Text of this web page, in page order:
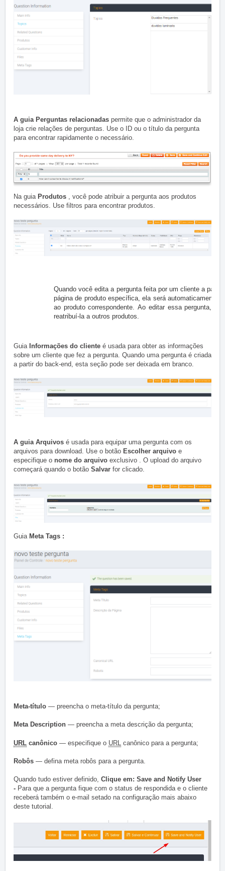
A guia Perguntas relacionadas permite que o administrador da
loja crie relações de perguntas. Use o ID ou o título da pergunta
para encontrar rapidamente o necessário.
Na guia Produtos , você pode atribuir a pergunta aos produtos
necessários. Use filtros para encontrar produtos.
Quando você edita a pergunta feita por um cliente a partir
página de produto específica, ela será automaticamente
ao produto correspondente.Ao editar essa pergunta,
reatribuí-la a outros produtos.
Guia Informações do cliente é usada para obter as informações
sobre um cliente que fez a pergunta. Quando uma pergunta é criada
a partir do back-end, esta seção pode ser deixada em branco.
A guia Arquivos é usada para equipar uma pergunta com os
arquivos para download. Use o botão Escolher arquivo e
especifique o nome do arquivo exclusivo . O upload do arquivo
começará quando o botão Salvar for clicado.
Guia Meta Tags :
Meta-título — preencha o meta-título da pergunta;
Meta Description — preencha a meta descrição da pergunta;
URL canônico — especifique o URL canônico para a pergunta;
Robôs — defina meta robôs para a pergunta.
Quando tudo estiver definido, Clique em: Save and Notify User
- Para que a pergunta fique com o status de respondida e o cliente
receberá também o e-mail setado na configuração mais abaixo
deste tutorial.